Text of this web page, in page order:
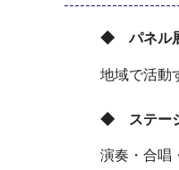
◆ パネル
地域で活動
◆ ステー
演奏・合唱